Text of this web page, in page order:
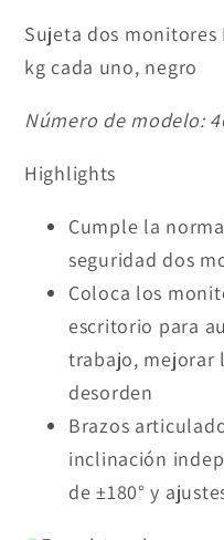
Sujeta dos monitores
kg cada uno, negro
Número de modelo:
Highlights
Cumple la
seguridad dos
Coloca los
escritorio para
trabajo, mejorar
desorden
Brazos
inclinación
de ±180° y